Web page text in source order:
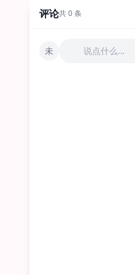
评论共 0 条
未 说点什么…